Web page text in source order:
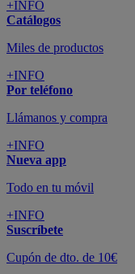
+INFO
Catálogos
Miles de productos
+INFO
Por teléfono
Llámanos y compra
+INFO
Nueva app
Todo en tu móvil
+INFO
Suscríbete
Cupón de dto. de 10€